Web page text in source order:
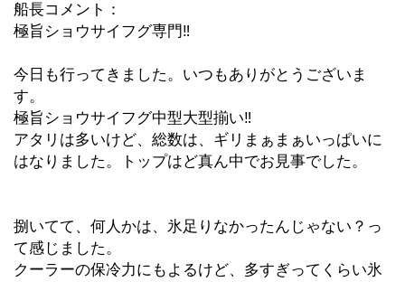
船長コメント：
極旨ショウサイフグ専門‼︎
今日も行ってきました。いつもありがとうございま
す。
極旨ショウサイフグ中型大型揃い‼︎
アタリは多いけど、総数は、ギリまぁまぁいっぱいに
はなりました。トップはど真ん中でお見事でした。
捌いてて、何人かは、氷足りなかったんじゃない？っ
て感じました。
クーラーの保冷力にもよるけど、多すぎってくらい氷